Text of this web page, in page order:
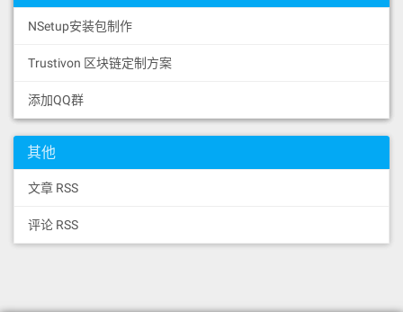
NSetup安装包制作
Trustivon 区块链定制方案
添加QQ群
其他
文章 RSS
评论 RSS